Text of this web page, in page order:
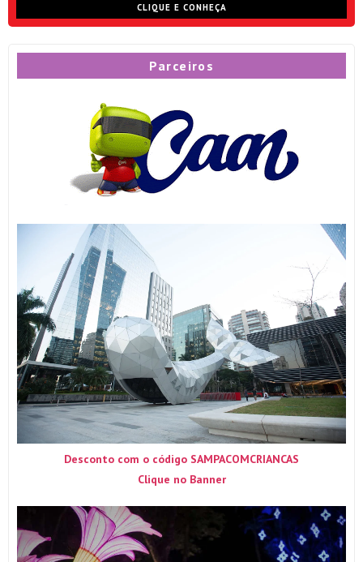
CLIQUE E CONHEÇA
Parceiros
Desconto com o código SAMPACOMCRIANCAS
Clique no Banner